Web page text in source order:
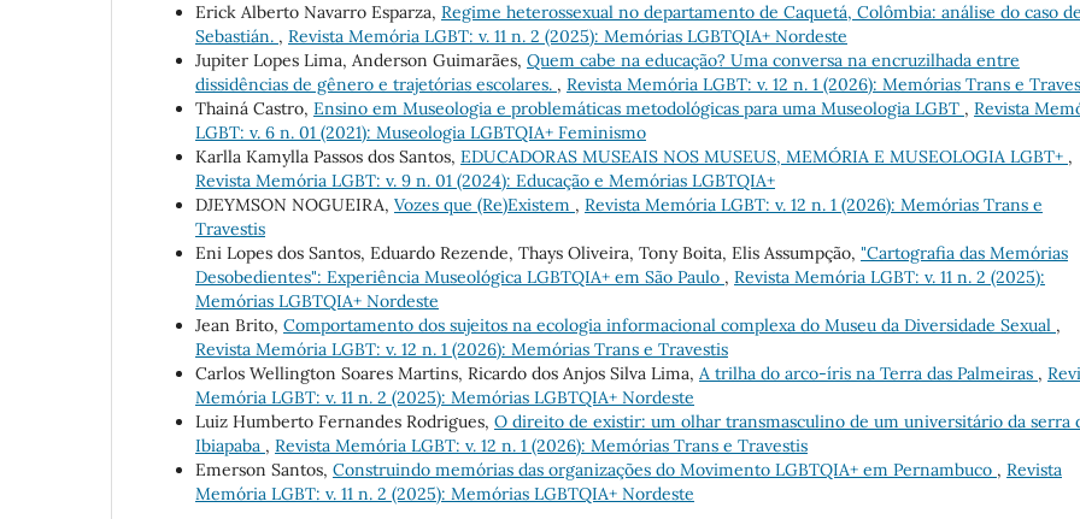
Erick Alberto Navarro Esparza, Regime heterossexual no departamento de Caquetá, Colômbia: análise do caso de
Sebastián. , Revista Memória LGBT: v. 11 n. 2 (2025): Memórias LGBTQIA+ Nordeste
Jupiter Lopes Lima, Anderson Guimarães, Quem cabe na educação? Uma conversa na encruzilhada entre
dissidências de gênero e trajetórias escolares. , Revista Memória LGBT: v. 12 n. 1 (2026): Memórias Trans e
Thainá Castro, Ensino em Museologia e problemáticas metodológicas para uma Museologia LGBT , Revista
LGBT: v. 6 n. 01 (2021): Museologia LGBTQIA+ Feminismo
Karlla Kamylla Passos dos Santos, EDUCADORAS MUSEAIS NOS MUSEUS, MEMÓRIA E MUSEOLOGIA LGBT+ ,
Revista Memória LGBT: v. 9 n. 01 (2024): Educação e Memórias LGBTQIA+
DJEYMSON NOGUEIRA, Vozes que (Re)Existem , Revista Memória LGBT: v. 12 n. 1 (2026): Memórias Trans e
Travestis
Eni Lopes dos Santos, Eduardo Rezende, Thays Oliveira, Tony Boita, Elis Assumpção, "Cartografia das Memórias
Desobedientes": Experiência Museológica LGBTQIA+ em São Paulo , Revista Memória LGBT: v. 11 n. 2 (2025):
Memórias LGBTQIA+ Nordeste
Jean Brito, Comportamento dos sujeitos na ecologia informacional complexa do Museu da Diversidade Sexual ,
Revista Memória LGBT: v. 12 n. 1 (2026): Memórias Trans e Travestis
Carlos Wellington Soares Martins, Ricardo dos Anjos Silva Lima, A trilha do arco-íris na Terra das Palmeiras ,
Memória LGBT: v. 11 n. 2 (2025): Memórias LGBTQIA+ Nordeste
Luiz Humberto Fernandes Rodrigues, O direito de existir: um olhar transmasculino de um universitário da serra
Ibiapaba , Revista Memória LGBT: v. 12 n. 1 (2026): Memórias Trans e Travestis
Emerson Santos, Construindo memórias das organizações do Movimento LGBTQIA+ em Pernambuco , Revista
Memória LGBT: v. 11 n. 2 (2025): Memórias LGBTQIA+ Nordeste